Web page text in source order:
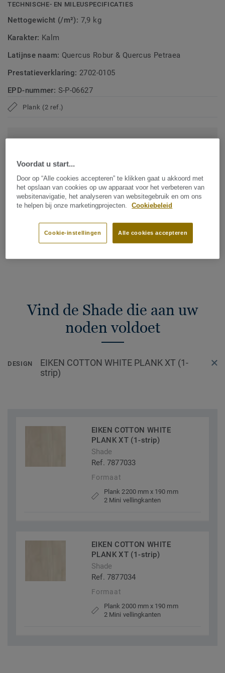
TECHNISCHE- EN MILEUSPECIFICATIES
Nettogewicht (/m²): 7,9 kg
Karakter: Kalm
Latijnse naam: Quercus Robur & Quercus Petraea
Prestatieverklaring: 2702-0105
EPD-nummer: S-P-06627
Plank (2 ref.)
Voeg toe aan vergelijker
Vind de Shade die aan uw
noden voldoet
DESIGN
EIKEN COTTON WHITE PLANK XT (1-
strip)
EIKEN COTTON WHITE
PLANK XT (1-strip)
Shade
Ref. 7877033
Formaat
Plank 2200 mm x 190 mm
2 Mini vellingkanten
EIKEN COTTON WHITE
PLANK XT (1-strip)
Shade
Ref. 7877034
Formaat
Plank 2000 mm x 190 mm
2 Mini vellingkanten
Voordat u start...
Door op “Alle cookies accepteren” te klikken gaat u akkoord met
het opslaan van cookies op uw apparaat voor het verbeteren van
websitenavigatie, het analyseren van websitegebruik en om ons
te helpen bij onze marketingprojecten.
Cookiebeleid
Alle cookies accepteren
Cookie-instellingen